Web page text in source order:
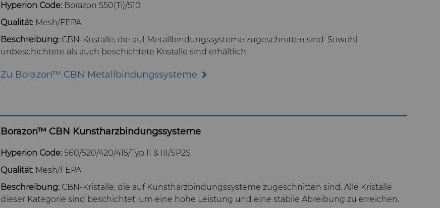
Hyperion Code: Borazon 550(Ti)/510
Qualität: Mesh/FEPA
Beschreibung: CBN-Kristalle, die auf Metallbindungssysteme zugeschnitten sind. Sowohl
unbeschichtete als auch beschichtete Kristalle sind erhältlich.
Zu Borazon™ CBN Metallbindungssysteme
Borazon™ CBN Kunstharzbindungssysteme
Hyperion Code: 560/520/420/415/Typ II & III/SP2S
Qualität: Mesh/FEPA
Beschreibung: CBN-Kristalle, die auf Kunstharzbindungssysteme zugeschnitten sind. Alle Kristalle
dieser Kategorie sind beschichtet, um eine hohe Leistung und eine stabile Abreibung zu erreichen.